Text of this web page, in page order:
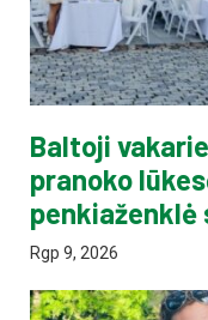
Baltoji
pranoko
penkiaženklė
Rgp 9, 2026